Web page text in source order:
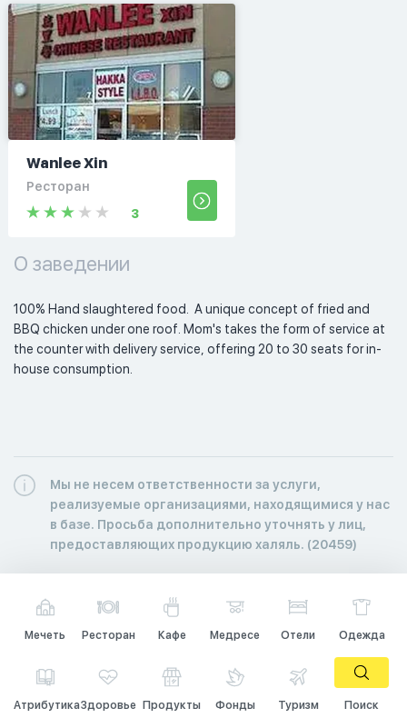
Wanlee Xin
Ресторан
3
О заведении
100% Hand slaughtered food.  A unique concept of fried and
BBQ chicken under one roof. Mom's takes the form of service at
the counter with delivery service, offering 20 to 30 seats for in-
house consumption.
Мы не несем ответственности за услуги,
реализуемые организациями, находящимися у нас
в базе. Просьба дополнительно уточнять у лиц,
предоставляющих продукцию халяль. (20459)
Мечеть Ресторан Кафе Медресе Отели Одежда
АтрибутикаЗдоровье Продукты Фонды Туризм Поиск